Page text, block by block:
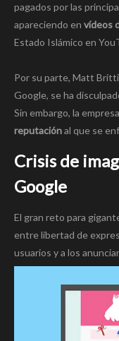
pagados por las
apareciendo en vídeos
Estado Islámico en
Por su parte, Matt
Google, se ha
Sin embargo, la empresa
reputaciónal que se
Crisis de
Google
El gran reto para
entre libertad de
usuarios y a los